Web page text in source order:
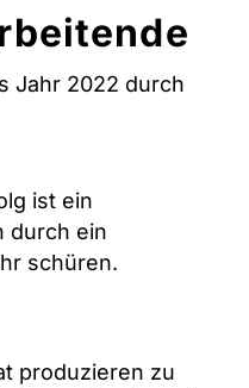
Jahr 2022 durch
ist ein
durch ein
schüren.
produzieren zu